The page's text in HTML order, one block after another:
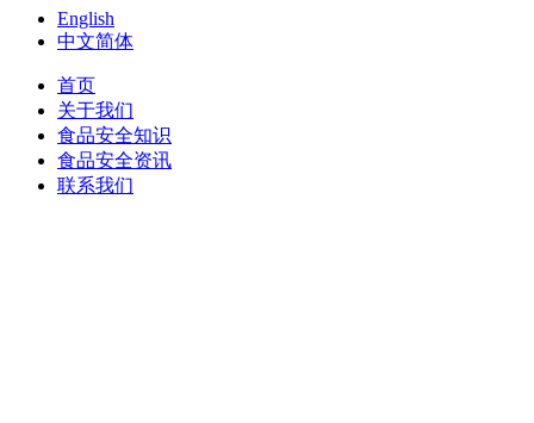
English
中文简体
首页
关于我们
食品安全知识
食品安全资讯
联系我们